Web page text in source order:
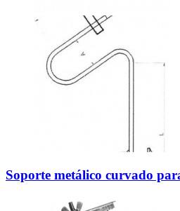
Soporte metálico curvado